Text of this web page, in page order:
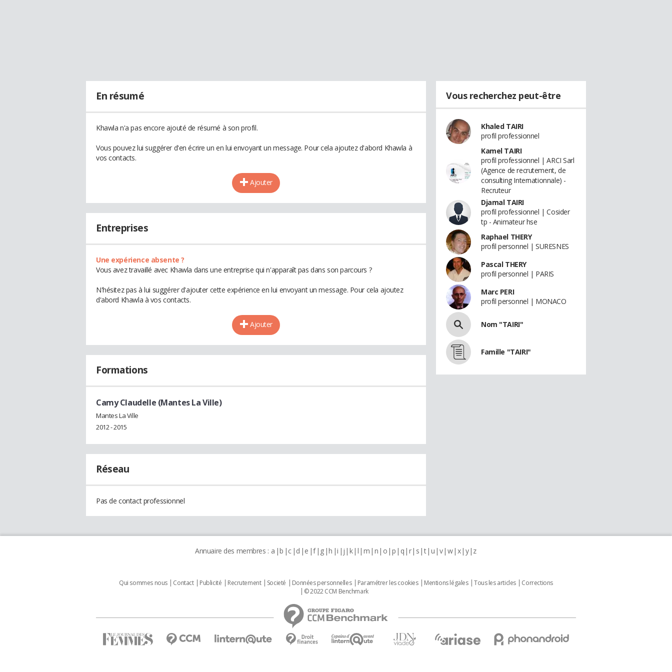
En résumé
Khawla n'a pas encore ajouté de résumé à son profil.
Vous pouvez lui suggérer d'en écrire un en lui envoyant un message. Pour cela ajoutez d'abord Khawla à
vos contacts.
Ajouter
Entreprises
Une expérience absente ?
Vous avez travaillé avec Khawla dans une entreprise qui n'apparaît pas dans son parcours ?
N'hésitez pas à lui suggérer d'ajouter cette expérience en lui envoyant un message. Pour cela ajoutez
d'abord Khawla à vos contacts.
Ajouter
Formations
Camy Claudelle (Mantes La Ville)
Mantes La Ville
2012 - 2015
Réseau
Pas de contact professionnel
Vous recherchez peut-être
Khaled TAIRI
profil professionnel
Kamel TAIRI
profil professionnel | ARCI Sarl
(Agence de recrutement, de
consulting Internationnale) -
Recruteur
Djamal TAIRI
profil professionnel | Cosider
tp - Animateur hse
Raphael THERY
profil personnel | SURESNES
Pascal THERY
profil personnel | PARIS
Marc PERI
profil personnel | MONACO
Nom "TAIRI"
Famille "TAIRI"
Annuaire des membres : a b c d e f g h i j k l m n o p q r s t u v w x y z
Qui sommes nous Contact Publicité Recrutement Societé Données personnelles Paramétrer les cookies Mentions légales Tous les articles
Corrections
© 2022 CCM Benchmark